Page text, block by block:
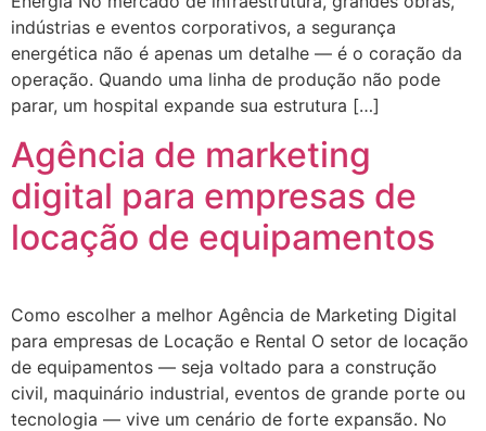
indústrias e eventos corporativos, a segurança
energética não é apenas um detalhe — é o coração da
operação. Quando uma linha de produção não pode
parar, um hospital expande sua estrutura […]
Agência de marketing
digital para empresas de
locação de equipamentos
Como escolher a melhor Agência de Marketing Digital
para empresas de Locação e Rental O setor de locação
de equipamentos — seja voltado para a construção
civil, maquinário industrial, eventos de grande porte ou
tecnologia — vive um cenário de forte expansão. No